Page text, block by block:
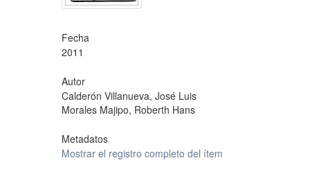
Fecha
2011
Autor
Calderón Villanueva, José Luis
Morales Majipo, Roberth Hans
Metadatos
Mostrar el registro completo del ítem